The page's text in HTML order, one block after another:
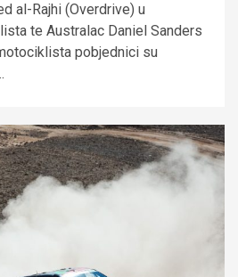
al-Rajhi (Overdrive) u
te Australac Daniel Sanders
pobjednici su